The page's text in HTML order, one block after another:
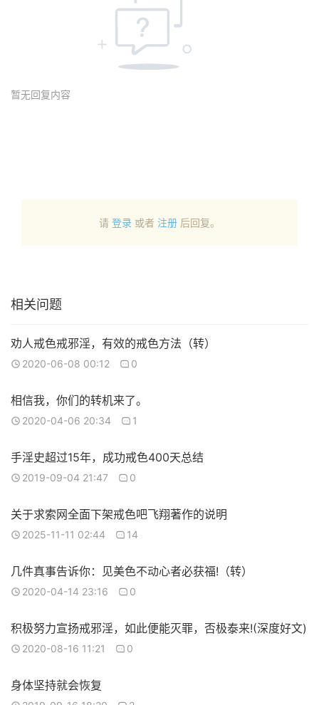
暂无回复内容
请 登录 或者 注册 后回复。
相关问题
劝人戒色戒邪淫，有效的戒色方法（转）
2020-06-08 00:12 0
相信我，你们的转机来了。
2020-04-06 20:34 1
手淫史超过15年，成功戒色400天总结
2019-09-04 21:47 0
关于求索网全面下架戒色吧飞翔著作的说明
2025-11-11 02:44 14
几件真事告诉你：见美色不动心者必获福!（转）
2020-04-14 23:16 0
积极努力宣扬戒邪淫，如此便能灭罪，否极泰来!(深度好文)
2020-08-16 11:21 0
身体坚持就会恢复